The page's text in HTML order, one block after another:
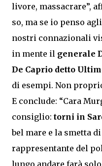
livore, massacrare”,
so, ma se io penso
nostri connazionali
in mente il generale
De Caprio detto
di esempi. Non
E conclude: “Cara
consiglio: torni in
bel mare e la smetta
rappresentante del
lungo andare farà